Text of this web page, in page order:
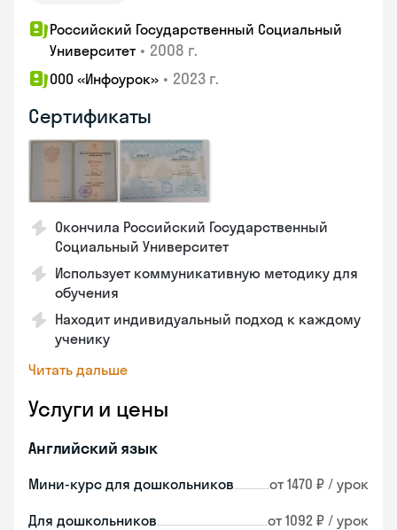
Российский Государственный Социальный
Университет • 2008 г.
ООО «Инфоурок» • 2023 г.
Сертификаты
Окончила Российский Государственный
Социальный Университет
Использует коммуникативную методику для
обучения
Находит индивидуальный подход к каждому
ученику
Читать дальше
Услуги и цены
Английский язык
Мини-курс для дошкольников от 1470 ₽ / урок
Для дошкольников от 1092 ₽ / урок